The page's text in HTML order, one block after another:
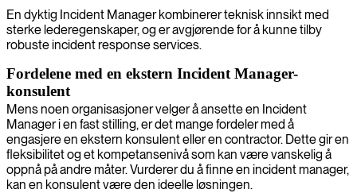
En dyktig Incident Manager kombinerer teknisk innsikt med
sterke lederegenskaper, og er avgjørende for å kunne tilby
robuste incident response services.
Fordelene med en ekstern Incident Manager-
konsulent
Mens noen organisasjoner velger å ansette en Incident
Manager i en fast stilling, er det mange fordeler med å
engasjere en ekstern konsulent eller en contractor. Dette gir en
fleksibilitet og et kompetansenivå som kan være vanskelig å
oppnå på andre måter. Vurderer du å finne en incident manager,
kan en konsulent være den ideelle løsningen.